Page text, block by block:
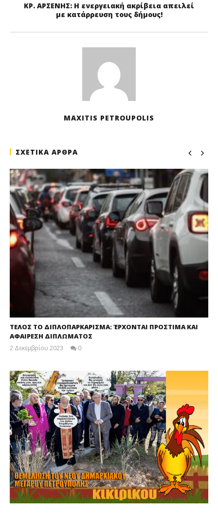
ΚΡ. ΑΡΣΕΝΗΣ: Η ενεργειακή ακρίβεια απειλεί
με κατάρρευση τους δήμους!
MAXITIS PETROUPOLIS
ΣΧΕΤΙΚΑ ΑΡΘΡΑ
ΤΕΛΟΣ ΤΟ ΔΙΠΛΟΠΑΡΚΑΡΙΣΜΑ: ΈΡΧΟΝΤΑΙ ΠΡΟΣΤΙΜΑ ΚΑΙ
ΑΦΑΙΡΕΣΗ ΔΙΠΛΩΜΑΤΟΣ
2 Δεκεμβρίου 2023
0